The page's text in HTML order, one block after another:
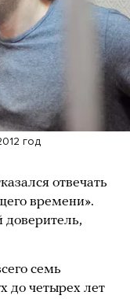
год
отвечать
времени».
доверитель,
семь
до четырех лет